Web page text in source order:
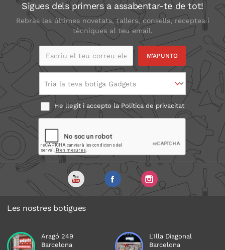
Sigues dels primers a assabentar-te de tot!
Rebràs les últimes novetats, tallers, consells, receptes i
tècniques al teu email.
Escriu el teu correu
Tria la teva botiga Gadgets
He llegit i accepto laPolítica de privacitat
Les nostres botigues
Aragó 249
Barcelona
L'Illa Diagonal
Barcelona